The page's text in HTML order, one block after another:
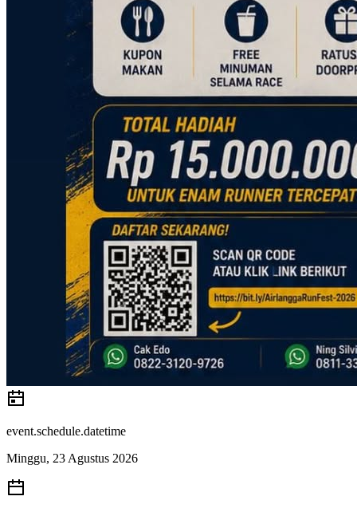
event.schedule.datetime
Minggu, 23 Agustus 2026